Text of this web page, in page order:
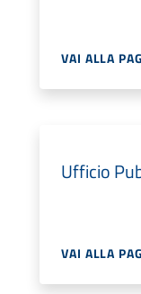
VAI ALLA
Ufficio
VAI ALLA